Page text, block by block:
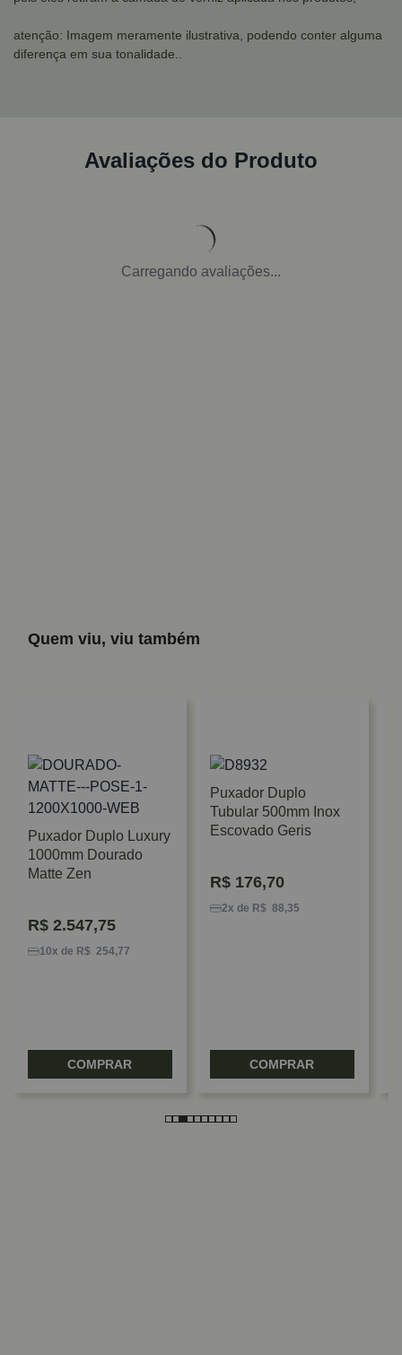
atenção: Imagem meramente ilustrativa, podendo conter alguma
diferença em sua tonalidade..
Avaliações do Produto
Carregando avaliações...
Quem viu, viu também
Puxador Duplo Luxury
1000mm Dourado
Matte Zen
R$ 2.547,75
10x de R$ 254,77
COMPRAR
Puxador Duplo
Tubular 500mm Inox
Escovado Geris
R$ 176,70
2x de R$ 88,35
COMPRAR